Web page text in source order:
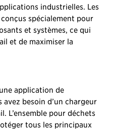
industrielles. Les
spécialement pour
et systèmes, ce qui
et de maximiser la
application de
besoin d’un chargeur
L’ensemble pour déchets
tous les principaux